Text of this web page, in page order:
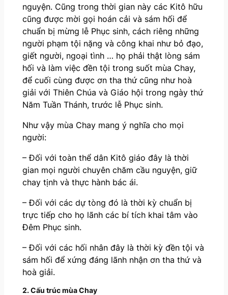
nguyện. Cũng trong thời gian này các Kitô hữu
cũng được mời gọi hoán cải và sám hối để
chuẩn bị mừng lễ Phục sinh, cách riêng những
người phạm tội nặng và công khai như bỏ đạo,
giết người, ngoại tình … họ phải thật lòng sám
hối và làm việc đền tội trong suốt mùa Chay,
để cuối cùng được ơn tha thứ cũng như hoà
giải với Thiên Chúa và Giáo hội trong ngày thứ
Năm Tuần Thánh, trước lễ Phục sinh.
Như vậy mùa Chay mang ý nghĩa cho mọi
người:
– Đối với toàn thể dân Kitô giáo đây là thời
gian mọi người chuyên chăm cầu nguyện, giữ
chay tịnh và thực hành bác ái.
– Đối với các dự tòng đó là thời kỳ chuẩn bị
trực tiếp cho họ lãnh các bí tích khai tâm vào
Đêm Phục sinh.
– Đối với các hối nhân đây là thời kỳ đền tội và
sám hối để xứng đáng lãnh nhận ơn tha thứ và
hoà giải.
2. Cấu trúc mùa Chay